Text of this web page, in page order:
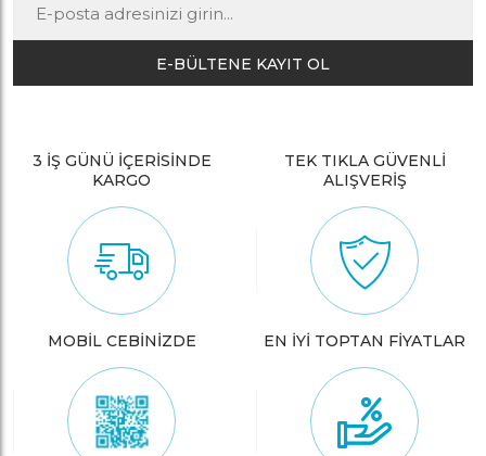
E-BÜLTENE KAYIT OL
3 İŞ GÜNÜ İÇERİSİNDE
KARGO
TEK TIKLA GÜVENLİ
ALIŞVERİŞ
MOBİL CEBİNİZDE EN İYİ TOPTAN FİYATLAR